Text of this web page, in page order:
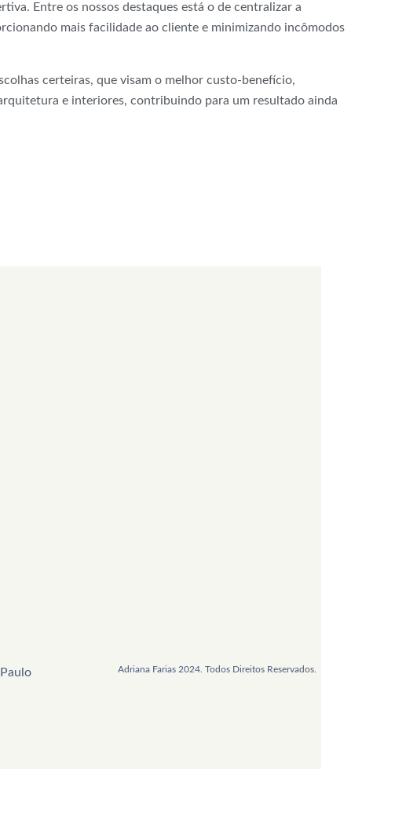
Entre os nossos destaques está o de centralizar a
mais facilidade ao cliente e minimizando incômodos
certeiras, que visam o melhor custo-benefício,
e interiores, contribuindo para um resultado ainda
Adriana Farias 2024. Todos Direitos Reservados.